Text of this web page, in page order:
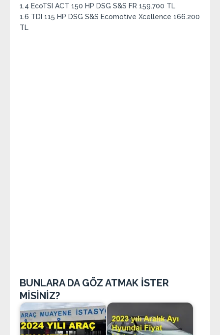
1.4 EcoTSI ACT 150 HP DSG S&S FR 159.700 TL
1.6 TDI 115 HP DSG S&S Ecomotive Xcellence 166.200
TL
BUNLARA DA GÖZ ATMAK İSTER
MİSİNİZ?